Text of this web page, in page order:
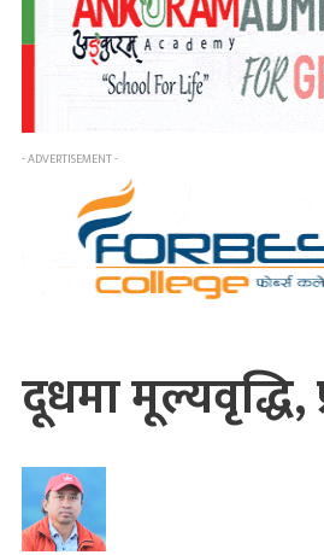
- ADVERTISEMENT -
दूधमा मूल्यवृद्धि,